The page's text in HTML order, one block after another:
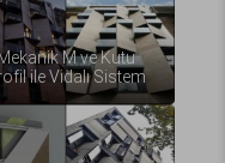
Mekanik M ve Kutu
ile Vidalı Sistem